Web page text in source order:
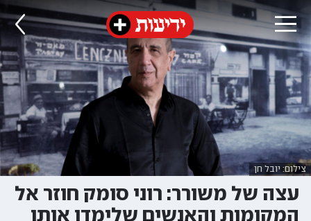
צילום: יובל חן
עצה של משורר: רוני סומק חוזר אל
המקומות והאנשים שלימדו אותו